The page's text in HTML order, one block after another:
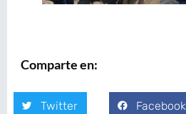
Comparte en:
Twitter Facebook